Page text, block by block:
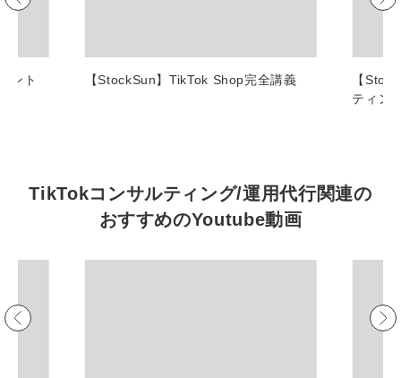
常勤監査役
ント 【StockSun】TikTok Shop完全講義
【
ティン
TikTokコンサルティング/運用代行関連の
おすすめのYoutube動画